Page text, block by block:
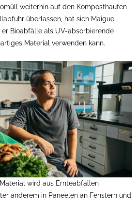
weiterhin auf den Komposthaufen
überlassen, hat sich Maigue
Bioabfälle als UV-absorbierende
Material verwenden kann.
wird aus Ernteabfällen
anderem in Paneelen an Fenstern und